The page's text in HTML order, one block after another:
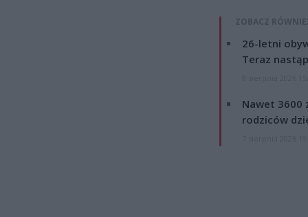
ZOBACZ
26-letni
Teraz
Nawet 3600
rodziców